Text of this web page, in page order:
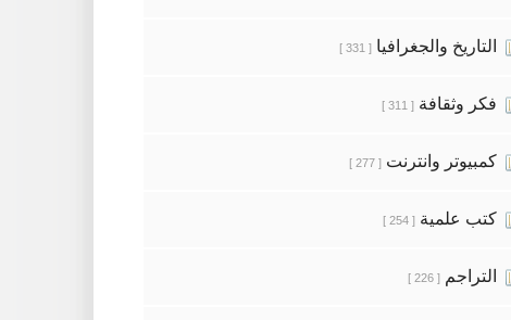
التاريخ والجغرافيا [ 331 ]
فكر وثقافة [ 311 ]
كمبيوتر وانترنت [ 277 ]
كتب علمية [ 254 ]
التراجم [ 226 ]